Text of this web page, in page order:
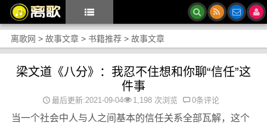
离歌网 > 故事文章 > 书籍推荐 > 故事文章
梁文道《八分》：我忍不住想和你聊“信任”这
件事
最后更新:2021-09-04 1,198 次浏览 0条评论
当一个社会中人与人之间基本的信任关系全部瓦解，这个